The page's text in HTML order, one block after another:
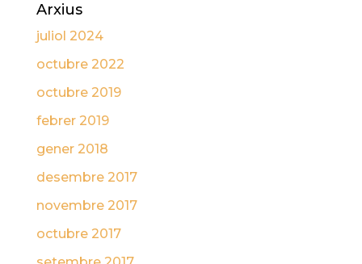
Arxius
juliol 2024
octubre 2022
octubre 2019
febrer 2019
gener 2018
desembre 2017
novembre 2017
octubre 2017